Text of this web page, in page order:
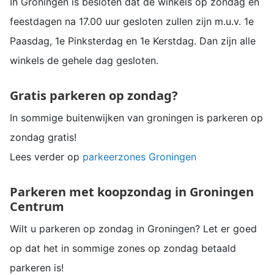
feestdagen na 17.00 uur gesloten zullen zijn m.u.v. 1e
Paasdag, 1e Pinksterdag en 1e Kerstdag. Dan zijn alle
winkels de gehele dag gesloten.
Gratis parkeren op zondag?
In sommige buitenwijken van groningen is parkeren op
zondag gratis!
Lees verder op parkeerzones Groningen
Parkeren met koopzondag in Groningen
Centrum
Wilt u parkeren op zondag in Groningen? Let er goed
op dat het in sommige zones op zondag betaald
parkeren is!